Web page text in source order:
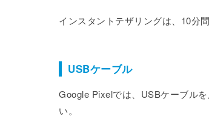
インスタントテザリングは、10分
USBケーブル
Google Pixelでは、USBケーブル
い。